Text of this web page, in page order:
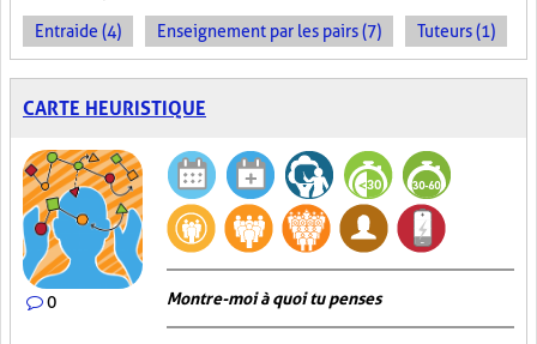
Entraide (4) Enseignement par les pairs (7) Tuteurs (1)
CARTE HEURISTIQUE
0 Montre-moi à quoi tu penses